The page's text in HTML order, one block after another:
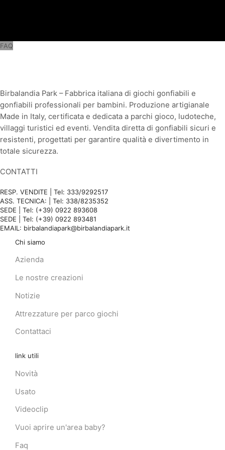
FAQ
Birbalandia Park – Fabbrica italiana di giochi gonfiabili e
gonfiabili professionali per bambini. Produzione artigianale
Made in Italy, certificata e dedicata a parchi gioco, ludoteche,
villaggi turistici ed eventi. Vendita diretta di gonfiabili sicuri e
resistenti, progettati per garantire qualità e divertimento in
totale sicurezza.
CONTATTI
RESP. VENDITE | Tel: 333/9292517
ASS. TECNICA: | Tel: 338/8235352
SEDE | Tel: (+39) 0922 893608
SEDE | Tel: (+39) 0922 893481
EMAIL: birbalandiapark@birbalandiapark.it
Chi siamo
Azienda
Le nostre creazioni
Notizie
Attrezzature per parco giochi
Contattaci
link utili
Novità
Usato
Videoclip
Vuoi aprire un'area baby?
Faq